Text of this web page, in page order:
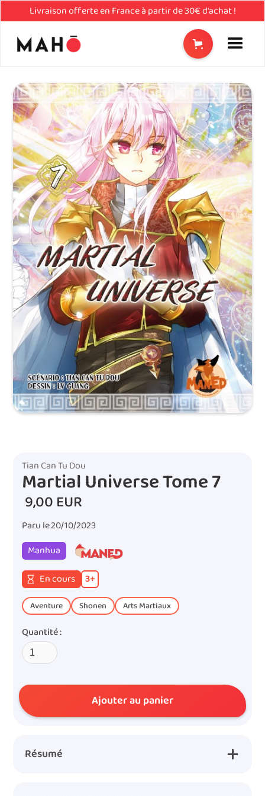
Livraison offerte en France à partir de 30€ d'achat !
Tian Can Tu Dou
Martial Universe Tome 7
9,00 EUR
Paru le20/10/2023
Manhua
En cours
3+
Aventure Shonen Arts Martiaux
Quantité :
Résumé